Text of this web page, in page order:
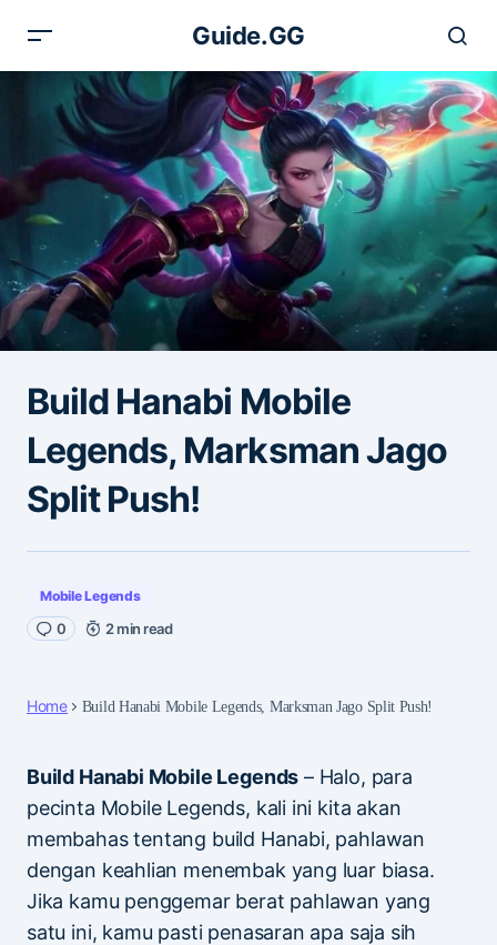
Guide.GG
Build Hanabi Mobile
Legends, Marksman Jago
Split Push!
Mobile Legends
0 2 min read
Home Build Hanabi Mobile Legends, Marksman Jago Split Push!
Build Hanabi Mobile Legends – Halo, para
pecinta Mobile Legends, kali ini kita akan
membahas tentang build Hanabi, pahlawan
dengan keahlian menembak yang luar biasa.
Jika kamu penggemar berat pahlawan yang
satu ini, kamu pasti penasaran apa saja sih